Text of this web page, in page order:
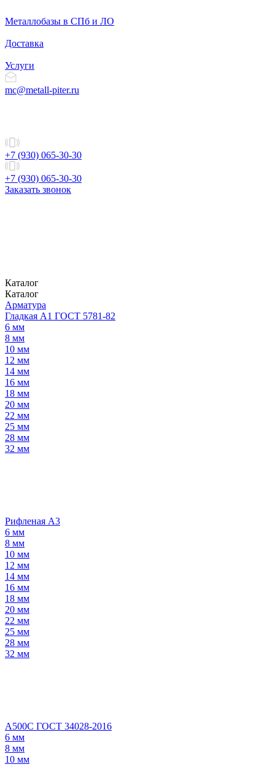
Металлобазы в СПб и ЛО
Доставка
Услуги
mc@metall-piter.ru
+7 (930) 065-30-30
+7 (930) 065-30-30
Заказать звонок
Каталог
Каталог
Арматура
Гладкая А1 ГОСТ 5781-82
6 мм
8 мм
10 мм
12 мм
14 мм
16 мм
18 мм
20 мм
22 мм
25 мм
28 мм
32 мм
Рифленая А3
6 мм
8 мм
10 мм
12 мм
14 мм
16 мм
18 мм
20 мм
22 мм
25 мм
28 мм
32 мм
А500С ГОСТ 34028-2016
6 мм
8 мм
10 мм